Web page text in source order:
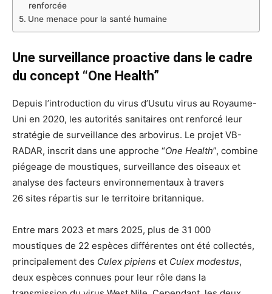
renforcée
Une menace pour la santé humaine
Une surveillance proactive dans le cadre
du concept “One Health”
Depuis l’introduction du virus d’Usutu virus au Royaume-
Uni en 2020, les autorités sanitaires ont renforcé leur
stratégie de surveillance des arbovirus. Le projet VB-
RADAR, inscrit dans une approche “One Health”, combine
piégeage de moustiques, surveillance des oiseaux et
analyse des facteurs environnementaux à travers
26 sites répartis sur le territoire britannique.
Entre mars 2023 et mars 2025, plus de 31 000
moustiques de 22 espèces différentes ont été collectés,
principalement des Culex pipiens et Culex modestus,
deux espèces connues pour leur rôle dans la